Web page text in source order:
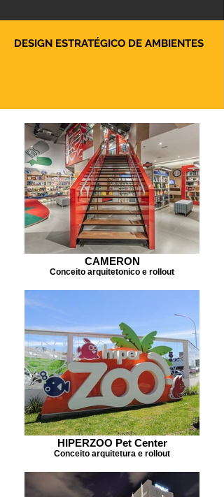
DESIGN ESTRATÉGICO DE AMBIENTES
CAMERON
Conceito arquitetonico e rollout
HIPERZOO Pet Center
Conceito arquitetura e rollout